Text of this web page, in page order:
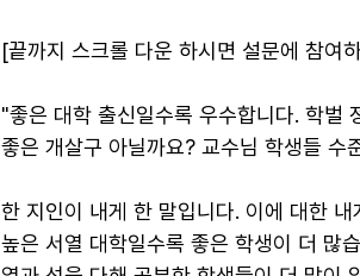
[끝까지 스크롤 다운 하시면 설문에 참여
"좋은 대학 출신일수록 우수합니다. 학벌
좋은 개살구 아닐까요? 교수님 학생들 수
한 지인이 내게 한 말입니다. 이에 대한
높은 서열 대학일수록 좋은 학생이 더 많